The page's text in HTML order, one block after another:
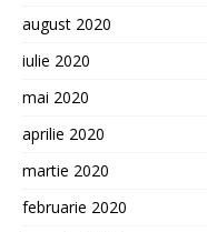
august 2020
iulie 2020
mai 2020
aprilie 2020
martie 2020
februarie 2020